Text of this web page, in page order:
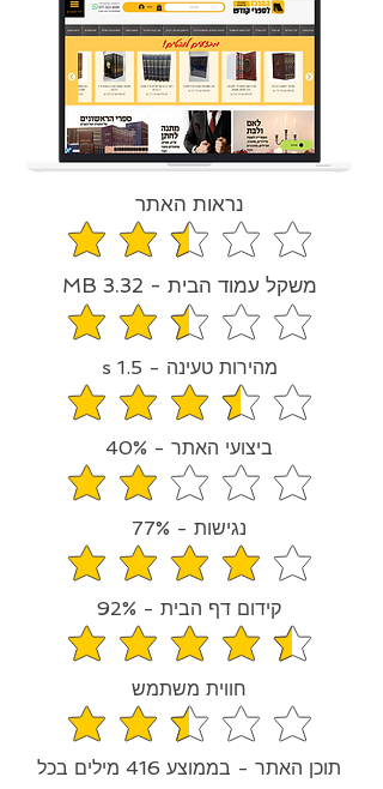
נראות האתר
average rating is 2.4
משקל עמוד הבית - 3.32 MB
average rating is 2.3
מהירות טעינה - 1.5 s
average rating is 3.7
ביצועי האתר - 40%
average rating is 2
נגישות - 77%
average rating is 3.9
קידום דף הבית - 92%
average rating is 4.6
חווית משתמש
average rating is 2.4
תוכן האתר - בממוצע 416 מילים בכל